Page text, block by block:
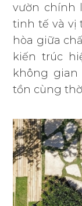
vườn chính
tinh tế và vị
hòa giữa
kiến trúc
không
tồn cùng